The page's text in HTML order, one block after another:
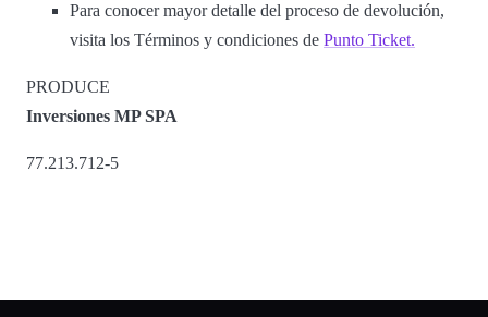
Para conocer mayor detalle del proceso de devolución,
visita los Términos y condiciones de Punto Ticket.
PRODUCE
Inversiones MP SPA
77.213.712-5